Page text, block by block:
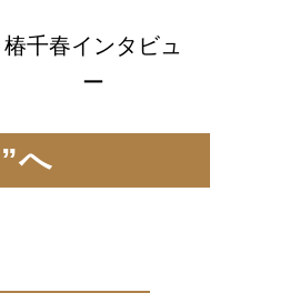
椿千春インタビュ
ー
へ